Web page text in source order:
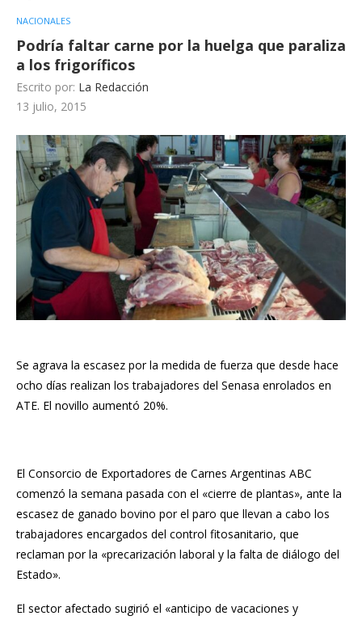
NACIONALES
Podría faltar carne por la huelga que paraliza
a los frigoríficos
Escrito por: La Redacción
13 julio, 2015
Se agrava la escasez por la medida de fuerza que desde hace
ocho días realizan los trabajadores del Senasa enrolados en
ATE. El novillo aumentó 20%.
El Consorcio de Exportadores de Carnes Argentinas ABC
comenzó la semana pasada con el «cierre de plantas», ante la
escasez de ganado bovino por el paro que llevan a cabo los
trabajadores encargados del control fitosanitario, que
reclaman por la «precarización laboral y la falta de diálogo del
Estado».
El sector afectado sugirió el «anticipo de vacaciones y